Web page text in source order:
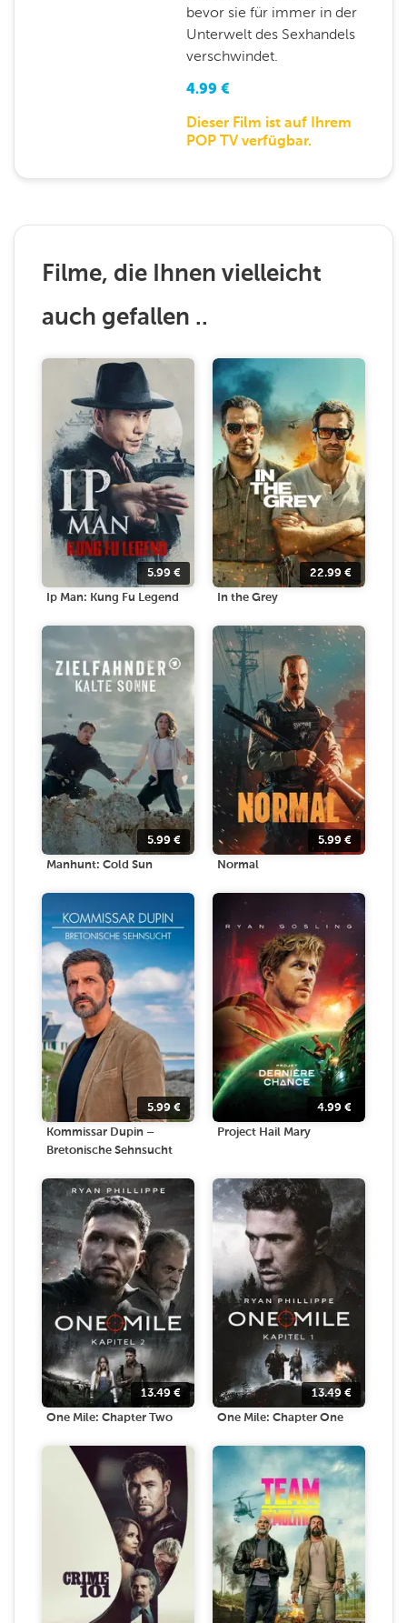
bevor sie für immer in der
Unterwelt des Sexhandels
verschwindet.
4.99 €
Dieser Film ist auf Ihrem
POP TV verfügbar.
Filme, die Ihnen vielleicht
auch gefallen ..
5.99 €
Ip Man: Kung Fu Legend
22.99 €
In the Grey
5.99 €
Manhunt: Cold Sun
5.99 €
Normal
5.99 €
Kommissar Dupin –
Bretonische Sehnsucht
4.99 €
Project Hail Mary
13.49 €
One Mile: Chapter Two
13.49 €
One Mile: Chapter One